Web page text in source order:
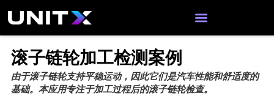
至
滚子链轮加工检测案例
由于滚子链轮支持平稳运动，因此它们是汽车性能和舒适度的
基础。本应用专注于加工过程后的滚子链轮检查。